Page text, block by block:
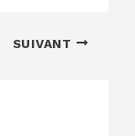
SUIVANT